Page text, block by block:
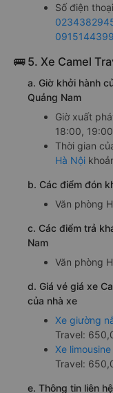
Số điện
0915144399
🚌 5. Xe Camel
a. Giờ khởi hành
Quảng Nam
Giờ xuất
18:00, 19:00
Thời gian
Hà Nội
b. Các điểm đón
Văn phòng
c. Các điểm trả
Nam
Văn phòng
d. Giá vé giá xe
của nhà xe
Xe giường
Travel:
Xe
Travel:
e. Thông tin liên